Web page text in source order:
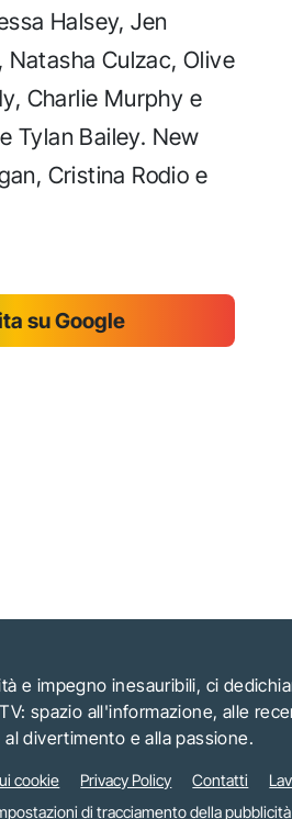
Halsey, Jen
Natasha Culzac, Olive
Charlie Murphy e
Tylan Bailey. New
Cristina Rodio e
su Google
e impegno inesauribili, ci
spazio all'informazione, alle
divertimento e alla passione.
cookie Privacy Policy Contatti
di tracciamento della pubblicità